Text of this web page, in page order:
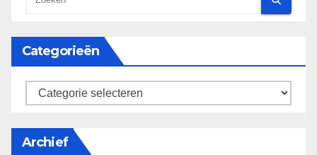
Categorieën
categorieën
Archief